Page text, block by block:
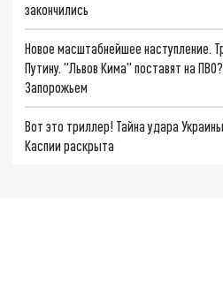
закончились
Новое масштабнейшее наступление.
Путину. "Львов Кима" поставят на
Запорожьем
Вот это триллер! Тайна удара
Каспии раскрыта